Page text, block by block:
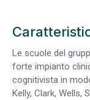
Le scuole del
forte impianto
cognitivista in
Kelly, Clark,